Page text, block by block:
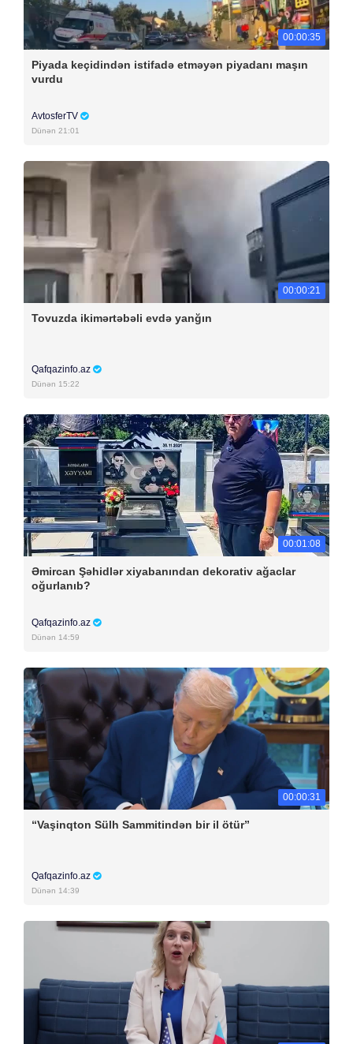
00:00:35
Piyada keçidindən istifadə etməyən piyadanı maşın
vurdu
AvtosferTV
Dünən 21:01
00:00:21
Tovuzda ikimərtəbəli evdə yanğın
Qafqazinfo.az
Dünən 15:22
00:01:08
Əmircan Şəhidlər xiyabanından dekorativ ağaclar
oğurlanıb?
Qafqazinfo.az
Dünən 14:59
00:00:31
“Vaşinqton Sülh Sammitindən bir il ötür”
Qafqazinfo.az
Dünən 14:39